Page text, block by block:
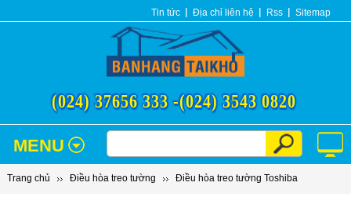
Tin tức Địa chỉ liên hệ Rss Sitemap
(024) 37656 333 -(024) 3543 0820
MENU
Trang chủ Điều hòa treo tường Điều hòa treo tường Toshiba